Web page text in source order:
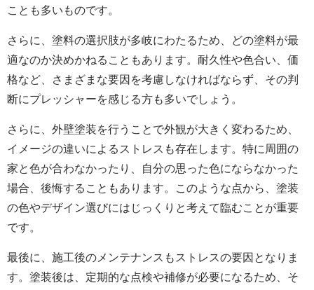
ことも多いものです。
さらに、塗料の選択肢が多岐にわたるため、どの塗料が最
適なのか決めかねることもあります。耐久性や色合い、価
格など、さまざまな要因を考慮しなければならず、その判
断にプレッシャーを感じる方も多いでしょう。
さらに、外壁塗装を行うことで外観が大きく変わるため、
イメージの違いによるストレスも存在します。特に周囲の
家と色が合わなかったり、自分の思った色にならなかった
場合、後悔することもあります。このような点から、塗装
の色やデザイン選びにはじっくりと考えて臨むことが重要
です。
最後に、施工後のメンテナンスもストレスの要因となりま
す。塗装後は、定期的な点検や補修が必要になるため、そ